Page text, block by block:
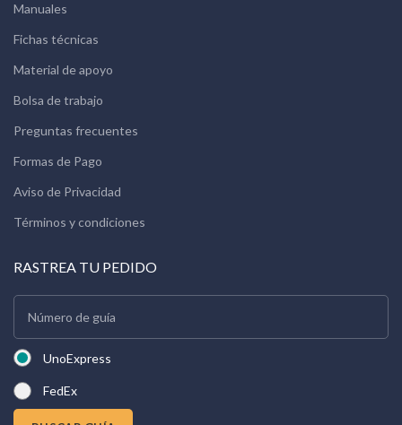
Manuales
Fichas técnicas
Material de apoyo
Bolsa de trabajo
Preguntas frecuentes
Formas de Pago
Aviso de Privacidad
Términos y condiciones
RASTREA TU PEDIDO
UnoExpress
FedEx